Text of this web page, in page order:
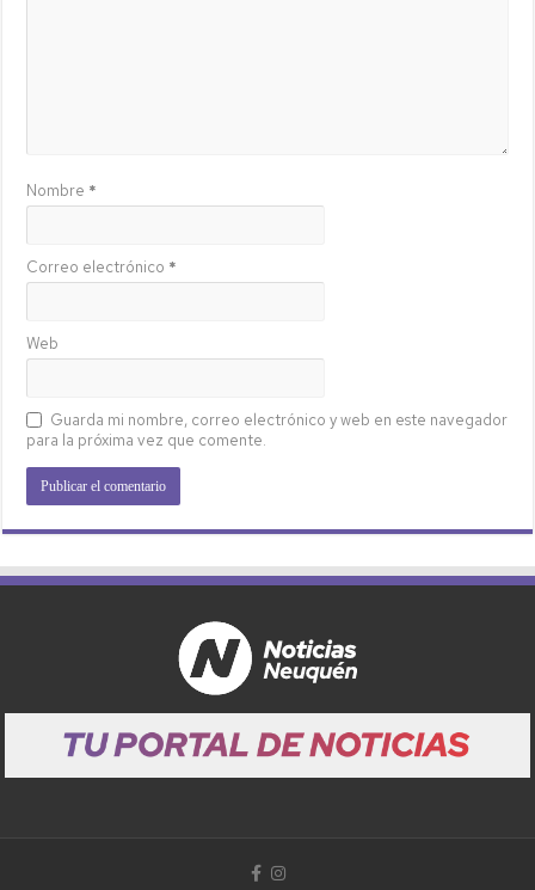
Nombre *
Correo electrónico *
Web
Guarda mi nombre, correo electrónico y web en este navegador
para la próxima vez que comente.